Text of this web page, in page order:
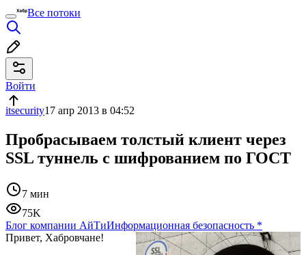
Все потоки
Войти
itsecurity17 апр 2013 в 04:52
Пробрасываем толстый клиент через
SSL туннель с шифрованием по ГОСТ
7 мин
75K
Блог компании АйТиИнформационная безопасность *
Привет, Хабровчане!